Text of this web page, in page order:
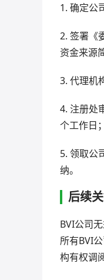
1. 确定公
2. 签署《
资金来源
3. 代理机
4. 注册处
个工作日；
5. 领取公
纳。
后续
BVI公司
所有BVI
构有权调